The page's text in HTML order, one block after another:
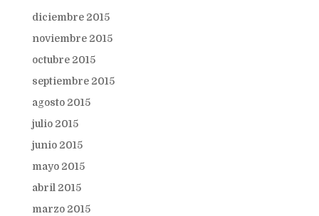
diciembre 2015
noviembre 2015
octubre 2015
septiembre 2015
agosto 2015
julio 2015
junio 2015
mayo 2015
abril 2015
marzo 2015